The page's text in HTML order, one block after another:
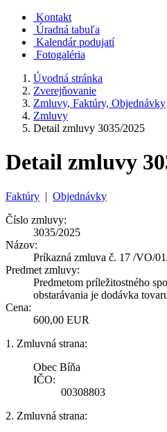
Kontakt
Úradná tabuľa
Kalendár podujatí
Fotogaléria
Úvodná stránka
Zverejňovanie
Zmluvy, Faktúry, Objednávky
Zmluvy
Detail zmluvy 3035/2025
Detail zmluvy
Faktúry | Objednávky
Číslo zmluvy:
3035/2025
Názov:
Príkazná zmluva č. 17 /VO/
Predmet zmluvy:
Predmetom príležitostného
obstarávania je dodávka
Cena:
600,00 EUR
1. Zmluvná strana:
Obec Bíňa
IČO:
00308803
2. Zmluvná strana: